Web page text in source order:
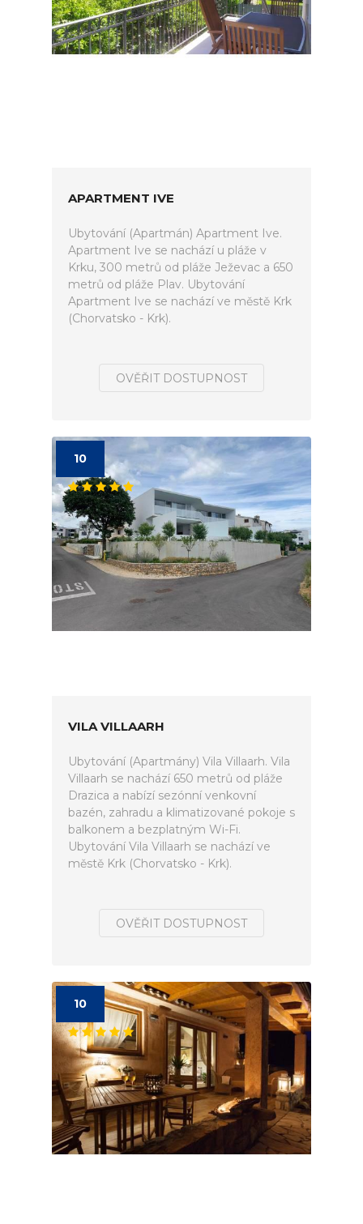
APARTMENT IVE
Ubytování (Apartmán) Apartment Ive.
Apartment Ive se nachází u pláže v
Krku, 300 metrů od pláže Ježevac a 650
metrů od pláže Plav. Ubytování
Apartment Ive se nachází ve městě Krk
(Chorvatsko - Krk).
OVĚŘIT DOSTUPNOST
10
VILA VILLAARH
Ubytování (Apartmány) Vila Villaarh. Vila
Villaarh se nachází 650 metrů od pláže
Drazica a nabízí sezónní venkovní
bazén, zahradu a klimatizované pokoje s
balkonem a bezplatným Wi-Fi.
Ubytování Vila Villaarh se nachází ve
městě Krk (Chorvatsko - Krk).
OVĚŘIT DOSTUPNOST
10